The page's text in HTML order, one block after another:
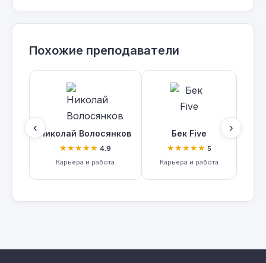
Похожие преподаватели
‹ Николай Волосянков
★★★★★ 4.9
Карьера и работа
Бек Five
★★★★★ 5
Карьера и работа
›